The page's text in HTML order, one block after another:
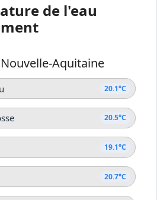
de l'eau
Nouvelle-Aquitaine
20.1°C
20.5°C
19.1°C
20.7°C